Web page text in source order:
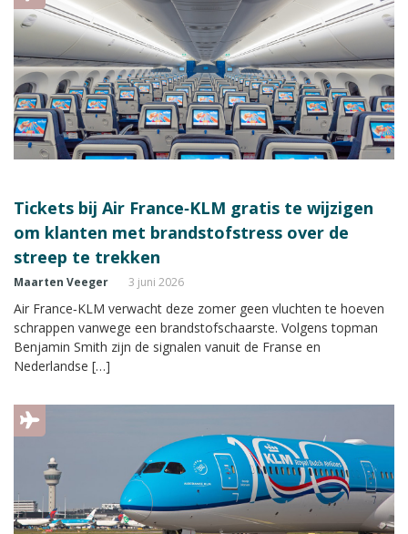
Tickets bij Air France‑KLM gratis te wijzigen
om klanten met brandstofstress over de
streep te trekken
Maarten Veeger 3 juni 2026
Air France‑KLM verwacht deze zomer geen vluchten te hoeven
schrappen vanwege een brandstofschaarste. Volgens topman
Benjamin Smith zijn de signalen vanuit de Franse en
Nederlandse […]